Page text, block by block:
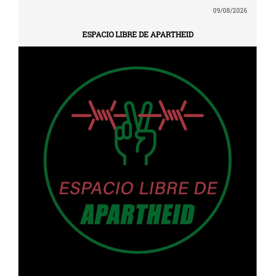
09/08/2026
ESPACIO LIBRE DE APARTHEID